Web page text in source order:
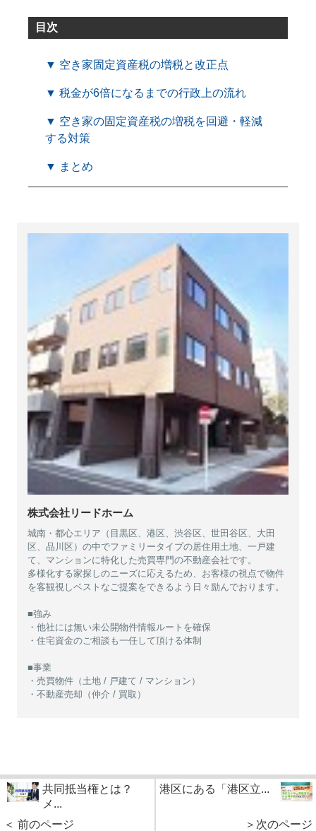
目次
▼ 空き家固定資産税の増税と改正点
▼ 税金が6倍になるまでの行政上の流れ
▼ 空き家の固定資産税の増税を回避・軽減
する対策
▼ まとめ
株式会社リードホーム
城南・都心エリア（目黒区、港区、渋谷区、世田谷区、大田
区、品川区）の中でファミリータイプの居住用土地、一戸建
て、マンションに特化した売買専門の不動産会社です。
多様化する家探しのニーズに応えるため、お客様の視点で物件
を客観視しベストなご提案をできるよう日々励んでおります。
■強み
・他社には無い未公開物件情報ルートを確保
・住宅資金のご相談も一任して頂ける体制
■事業
・売買物件（土地 / 戸建て / マンション）
・不動産売却（仲介 / 買取）
共同抵当権とは？
メ...
＜ 前のページ
港区にある「港区立...
＞次のページ